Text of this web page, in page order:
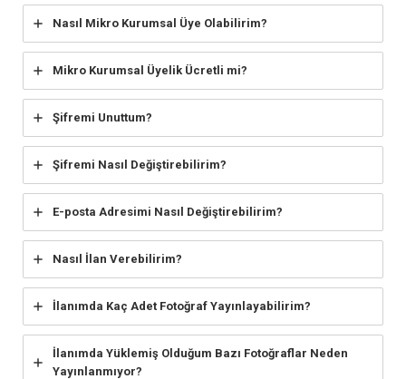
Nasıl Mikro Kurumsal Üye Olabilirim?
Mikro Kurumsal Üyelik Ücretli mi?
Şifremi Unuttum?
Şifremi Nasıl Değiştirebilirim?
E-posta Adresimi Nasıl Değiştirebilirim?
Nasıl İlan Verebilirim?
İlanımda Kaç Adet Fotoğraf Yayınlayabilirim?
İlanımda Yüklemiş Olduğum Bazı Fotoğraflar Neden
Yayınlanmıyor?